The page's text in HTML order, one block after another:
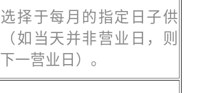
择于每月的指定日子供
如当天并非营业日，则
一营业日）。